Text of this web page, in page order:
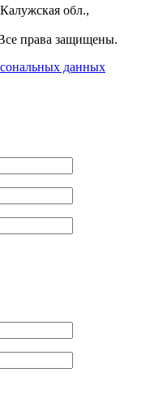
обл.,
права защищены.
данных